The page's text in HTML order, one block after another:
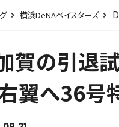
横浜DeNAベイスターズ
賀の引退
翼へ36号